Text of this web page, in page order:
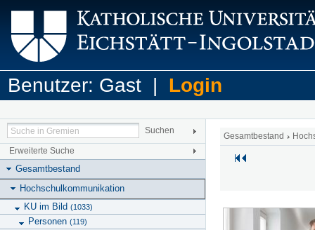
Benutzer: Gast | Login
Erweiterte Suche
Gesamtbestand
Hochschulkommunikation
KU im Bild (1033)
Personen (119)
Gesamtbestand